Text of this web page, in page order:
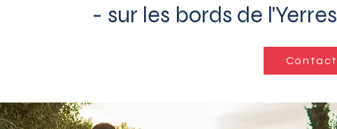
- sur les bords de l'Yerres
Contact